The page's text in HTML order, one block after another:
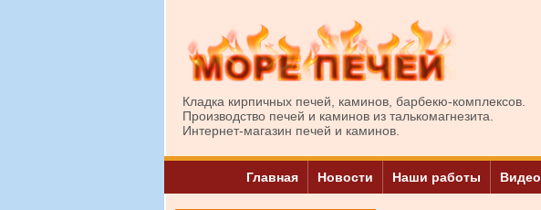
Кладка кирпичных печей, каминов, барбекю-комплексов.
Производство печей и каминов из талькомагнезита.
Интернет-магазин печей и каминов.
Главная Новости Наши работы Видео